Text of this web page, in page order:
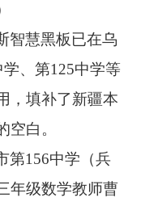
智慧黑板已在乌
、第125中学等
，填补了新疆本
空白。
第156中学（兵
年级数学教师曹